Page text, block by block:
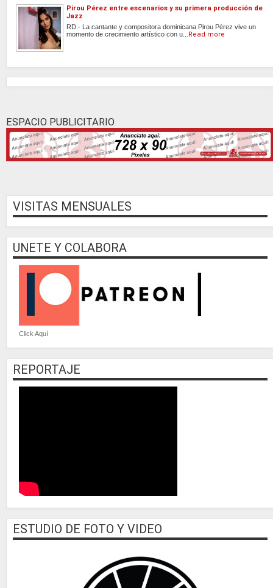
Pirou Pérez entre escenarios y su primera producción de
Jazz
RD.- La cantante y compositora dominicana Pirou Pérez vive un
momento de crecimiento artístico con u...
Read more
ESPACIO PUBLICITARIO
VISITAS MENSUALES
UNETE Y COLABORA
Click Aquí
REPORTAJE
ESTUDIO DE FOTO Y VIDEO